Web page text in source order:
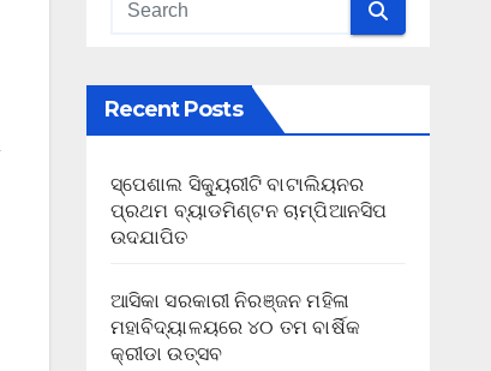
Recent Posts
ସ୍ପେଶାଲ ସିକ୍ୟୁରୀଟି ବାଟାଲିୟନର
ପ୍ରଥମ ବ୍ୟାଡମିଣ୍ଟନ ଚାମ୍ପିଆନସିପ
ଉଦଯାପିତ
ଆସିକା ସରକାରୀ ନିରଞ୍ଜନ ମହିଳା
ମହାବିଦ୍ୟାଳୟରେ ୪୦ ତମ ବାର୍ଷିକ
କ୍ରୀଡା ଉତ୍ସବ